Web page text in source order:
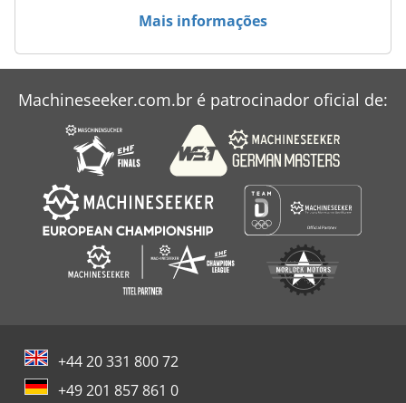
Okk
Rebolos
Sobernheimer Engenharia
Mais informações
Machineseeker.com.br é patrocinador oficial de:
+44 20 331 800 72
+49 201 857 861 0